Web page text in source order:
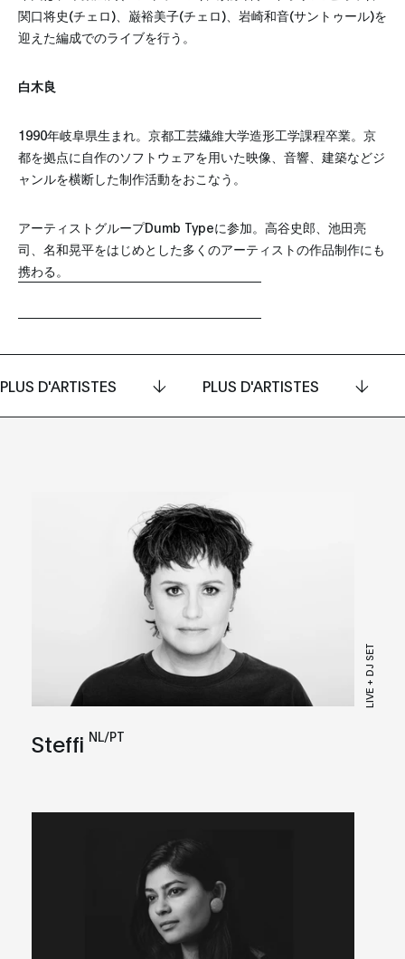
関口将史(チェロ)、巌裕美子(チェロ)、岩崎和音(サントゥール)を
迎えた編成でのライブを行う。
白木良
1990年岐阜県生まれ。京都工芸繊維大学造形工学課程卒業。京
都を拠点に自作のソフトウェアを用いた映像、音響、建築などジ
ャンルを横断した制作活動をおこなう。
アーティストグループDumb Typeに参加。高谷史郎、池田亮
司、名和晃平をはじめとした多くのアーティストの作品制作にも
携わる。
PLUS D'ARTISTES PLUS D'ARTISTES
LIVE + DJ SET
Steffi NL/PT